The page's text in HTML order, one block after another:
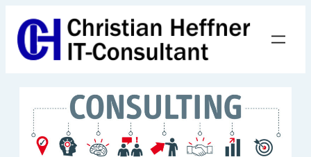
Inhalt
springen